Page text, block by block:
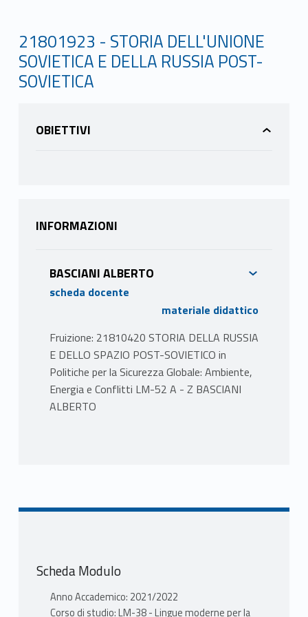
21801923 - STORIA DELL'UNIONE
SOVIETICA E DELLA RUSSIA POST-
SOVIETICA
OBIETTIVI
INFORMAZIONI
BASCIANI ALBERTO
scheda docente
materiale didattico
Fruizione: 21810420 STORIA DELLA RUSSIA
E DELLO SPAZIO POST-SOVIETICO in
Politiche per la Sicurezza Globale: Ambiente,
Energia e Conflitti LM-52 A - Z BASCIANI
ALBERTO
contraddizioni di uno sviluppo impetuoso e
fine di un mondo; La rivoluzione bolscevica, le
Scheda Modulo
Anno Accademico: 2021/2022
Corso di studio: LM-38 - Lingue moderne per la